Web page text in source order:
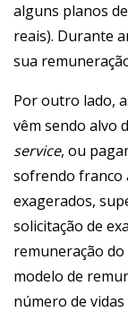
alguns planos
reais). Durante
sua
Por outro lado,
vêm sendo alvo
service, ou
sofrendo franco
exagerados,
solicitação de
remuneração
modelo de
número de